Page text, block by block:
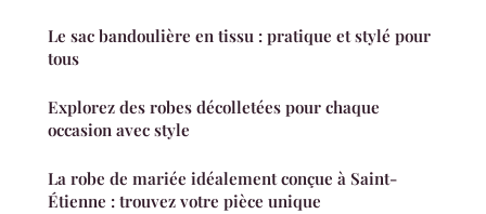
Le sac bandoulière en tissu : pratique et stylé pour
tous
Explorez des robes décolletées pour chaque
occasion avec style
La robe de mariée idéalement conçue à Saint-
Étienne : trouvez votre pièce unique